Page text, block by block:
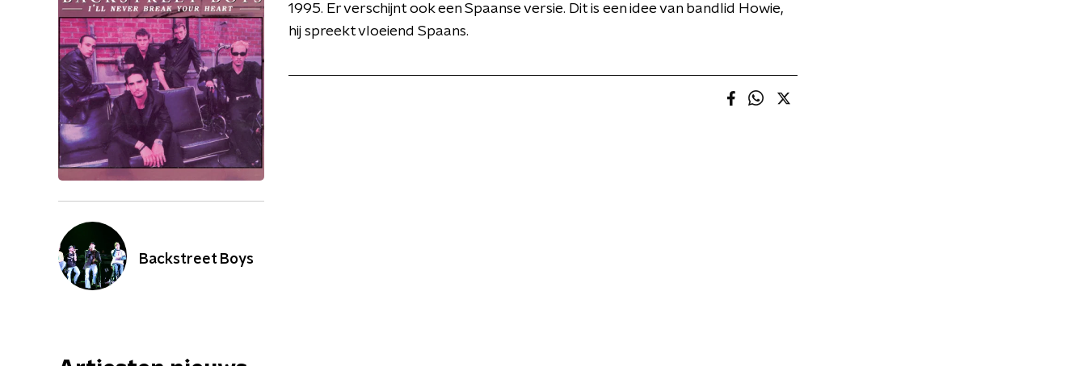
Backstreet Boys
1995. Er verschijnt ook een Spaanse versie. Dit is een idee van bandlid Howie,
hij spreekt vloeiend Spaans.